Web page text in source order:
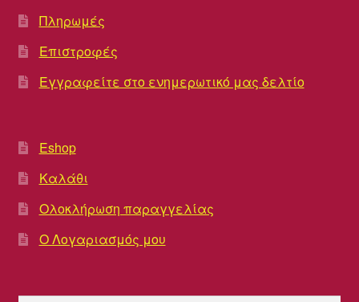
Πληρωμές
Επιστροφές
Εγγραφείτε στο ενημερωτικό μας δελτίο
Eshop
Καλάθι
Ολοκλήρωση παραγγελίας
Ο Λογαριασμός μου